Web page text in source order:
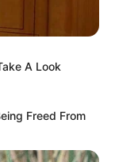
A Look
Freed From